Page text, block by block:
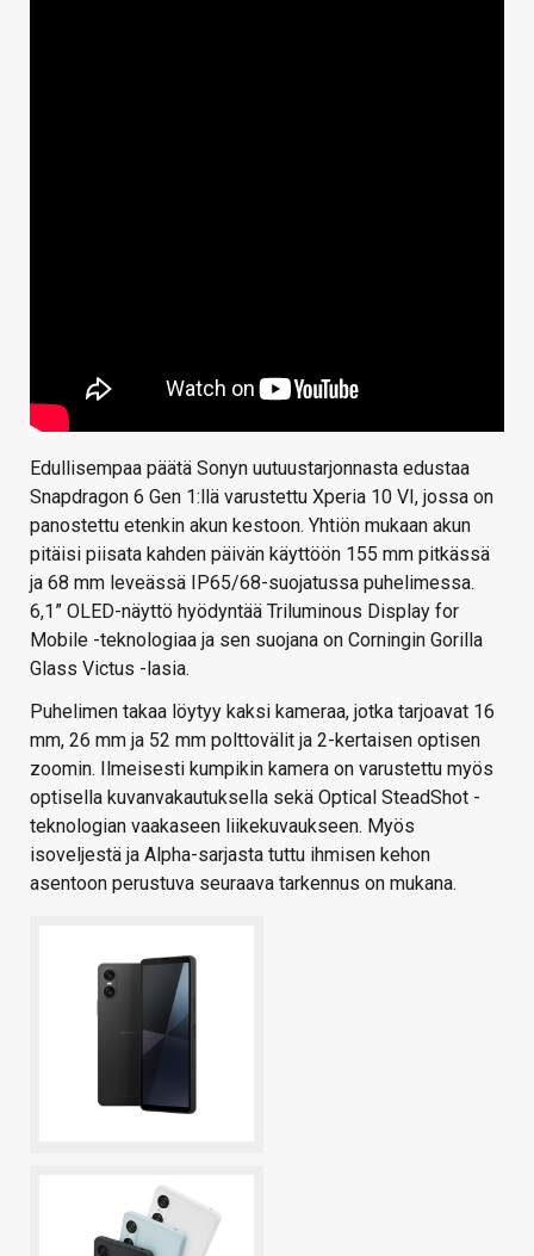
Edullisempaa päätä Sonyn uutuustarjonnasta edustaa
Snapdragon 6 Gen 1:llä varustettu Xperia 10 VI, jossa on
panostettu etenkin akun kestoon. Yhtiön mukaan akun
pitäisi piisata kahden päivän käyttöön 155 mm pitkässä
ja 68 mm leveässä IP65/68-suojatussa puhelimessa.
6,1” OLED-näyttö hyödyntää Triluminous Display for
Mobile -teknologiaa ja sen suojana on Corningin Gorilla
Glass Victus -lasia.
Puhelimen takaa löytyy kaksi kameraa, jotka tarjoavat 16
mm, 26 mm ja 52 mm polttovälit ja 2-kertaisen optisen
zoomin. Ilmeisesti kumpikin kamera on varustettu myös
optisella kuvanvakautuksella sekä Optical SteadShot -
teknologian vaakaseen liikekuvaukseen. Myös
isoveljestä ja Alpha-sarjasta tuttu ihmisen kehon
asentoon perustuva seuraava tarkennus on mukana.